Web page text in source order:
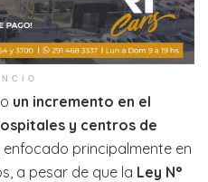
un incremento en el
y centros de
, enfocado principalmente en
a pesar de que la Ley N°